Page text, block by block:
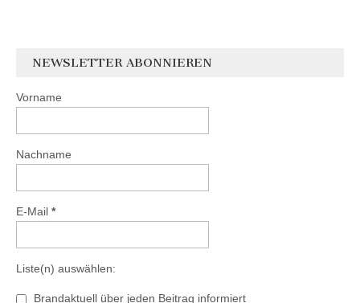
NEWSLETTER ABONNIEREN
Vorname
Nachname
E-Mail *
Liste(n) auswählen:
Brandaktuell über jeden Beitrag informiert